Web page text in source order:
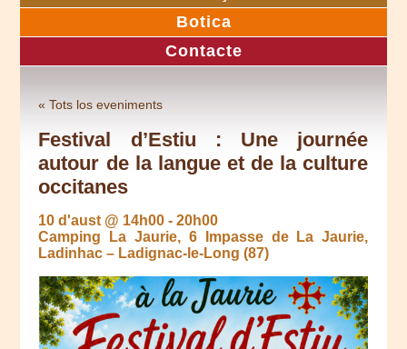
Botica
Contacte
« Tots los eveniments
Festival d’Estiu : Une journée
autour de la langue et de la culture
occitanes
10 d'aust @ 14h00 -20h00
Camping La Jaurie, 6 Impasse de La Jaurie,
Ladinhac – Ladignac-le-Long (87)